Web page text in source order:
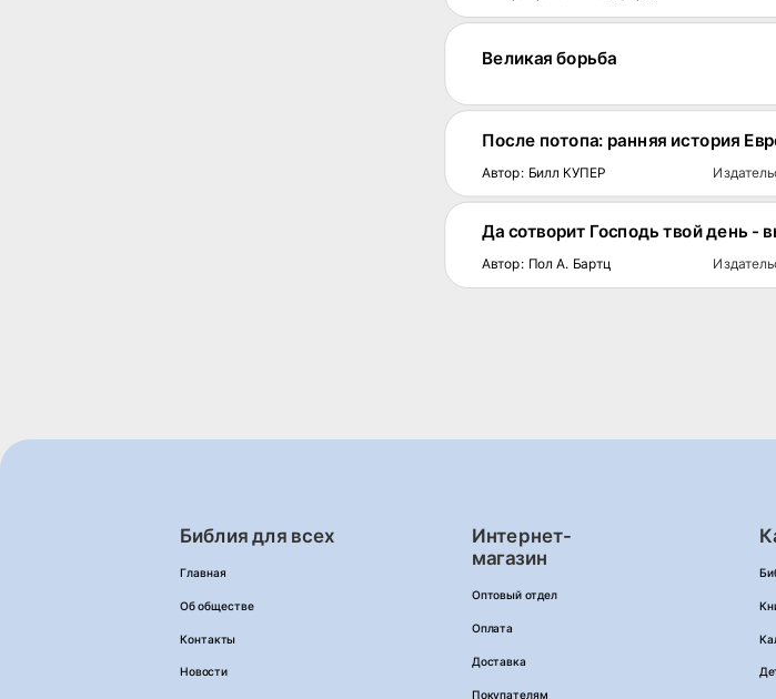
Великая борьба
После потопа: ранняя история
Автор: Билл КУПЕР
Да сотворит Господь твой день -
Автор: Пол А. Бартц
Библия для всех
Главная
Об обществе
Контакты
Новости
Интернет-
магазин
Оптовый отдел
Оплата
Доставка
Покупателям